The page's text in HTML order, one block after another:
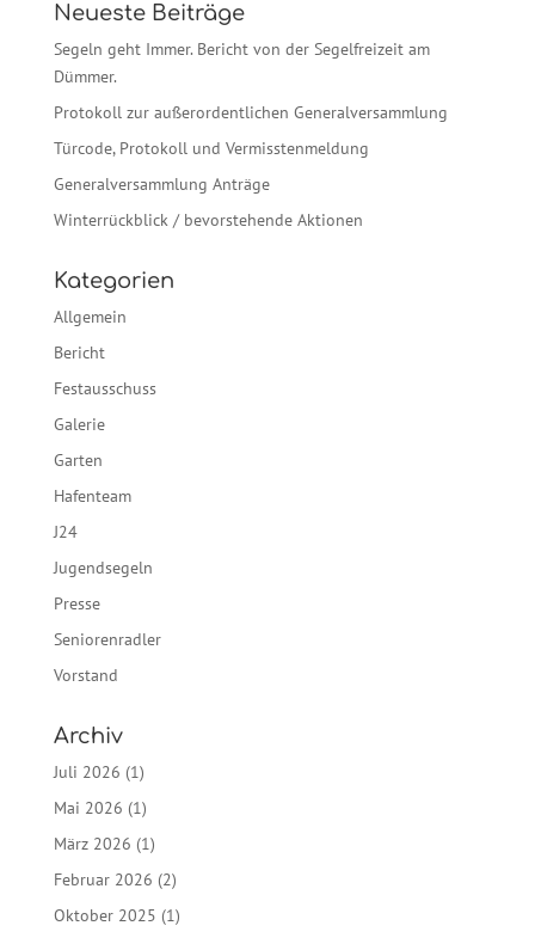
Neueste Beiträge
Segeln geht Immer. Bericht von der Segelfreizeit am
Dümmer.
Protokoll zur außerordentlichen Generalversammlung
Türcode, Protokoll und Vermisstenmeldung
Generalversammlung Anträge
Winterrückblick / bevorstehende Aktionen
Kategorien
Allgemein
Bericht
Festausschuss
Galerie
Garten
Hafenteam
J24
Jugendsegeln
Presse
Seniorenradler
Vorstand
Archiv
Juli 2026 (1)
Mai 2026 (1)
März 2026 (1)
Februar 2026 (2)
Oktober 2025 (1)